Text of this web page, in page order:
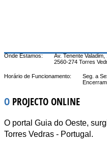
Onde Estamos:
Av. Tenente Valadim,
2560-274 Torres
Horário de Funcionamento:
Seg. a
O PROJECTO ONLINE
O portal Guia do Oeste,
Torres Vedras - Portugal.